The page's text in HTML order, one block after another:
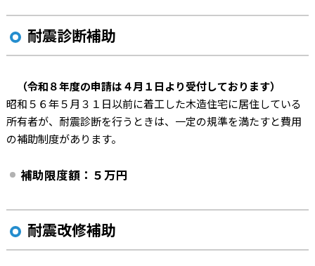
耐震診断補助
（令和８年度の申請は４月１日より受付しております）
昭和５６年５月３１日以前に着工した木造住宅に居住している
所有者が、耐震診断を行うときは、一定の規準を満たすと費用
の補助制度があります。
補助限度額：５万円
耐震改修補助